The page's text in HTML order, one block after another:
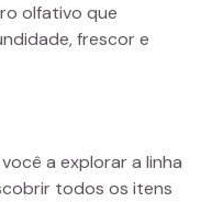
olfativo que
frescor e
a explorar a linha
todos os itens